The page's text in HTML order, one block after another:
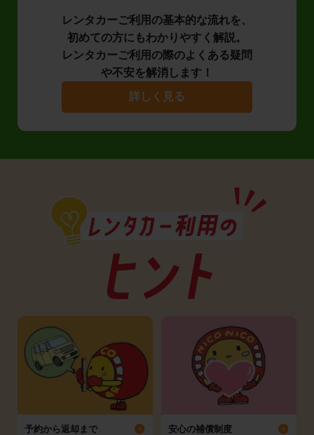
レンタカーご利用の基本的な流れを、
初めての方にもわかりやすく解説。
レンタカーご利用の際のよくある疑問
や不安を解消します！
詳しく見る
予約から返却まで 安心の補償制度